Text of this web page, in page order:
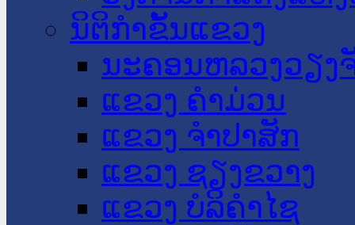
ນິຕິກໍາຂັ້ນແຂວງ
ນະ​ຄອນ​ຫລວງວຽງ
ແຂວງ ຄໍາມ່ວນ
ແຂວງ ຈໍາປາສັກ
ແຂວງ ຊຽງຂວາງ
ແຂວງ ບໍລິຄໍາໄຊ